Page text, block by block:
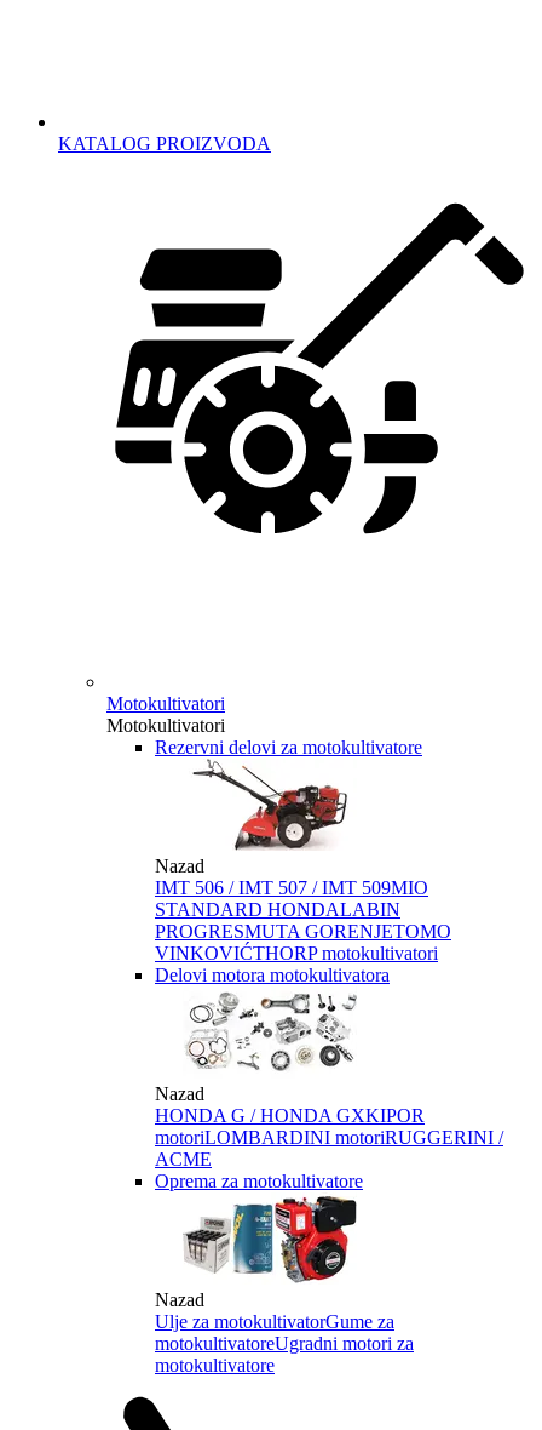
KATALOG PROIZVODA
Motokultivatori
Motokultivatori
Rezervni delovi za motokultivatore
Nazad
IMT 506 / IMT 507 / IMT 509MIO
STANDARD HONDALABIN
PROGRESMUTA GORENJETOMO
VINKOVIĆTHORP motokultivatori
Delovi motora motokultivatora
Nazad
HONDA G / HONDA GXKIPOR
motoriLOMBARDINI motoriRUGGERINI /
ACME
Oprema za motokultivatore
Nazad
Ulje za motokultivatorGume za
motokultivatoreUgradni motori za
motokultivatore